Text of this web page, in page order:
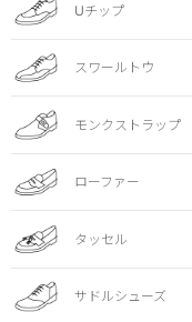
Uチップ
スワールトウ
モンクストラップ
ローファー
タッセル
サドルシューズ